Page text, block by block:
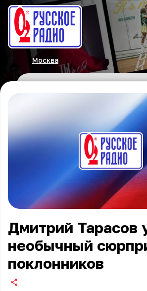
Москва
Дмитрий Тарасов
необычный
поклонников